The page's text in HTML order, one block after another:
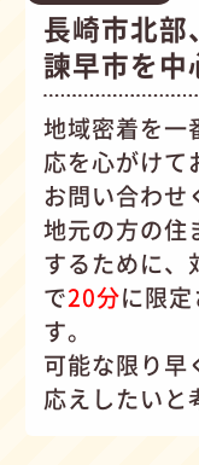
長崎市北部
諫早市を中
地域密着を一
応を心がけて
お問い合わせ
地元の方の住
するために、
で20分に限
す。
可能な限り早
応えしたいと